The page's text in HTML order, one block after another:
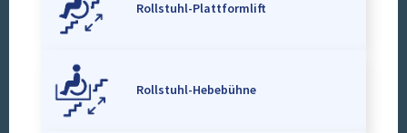
Rollstuhl-Plattformlift
Rollstuhl-Hebebühne